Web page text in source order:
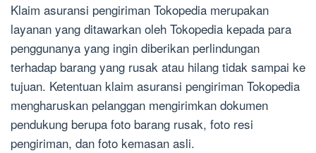
Klaim asuransi pengiriman Tokopedia merupakan
layanan yang ditawarkan oleh Tokopedia kepada para
penggunanya yang ingin diberikan perlindungan
terhadap barang yang rusak atau hilang tidak sampai ke
tujuan. Ketentuan klaim asuransi pengiriman Tokopedia
mengharuskan pelanggan mengirimkan dokumen
pendukung berupa foto barang rusak, foto resi
pengiriman, dan foto kemasan asli.